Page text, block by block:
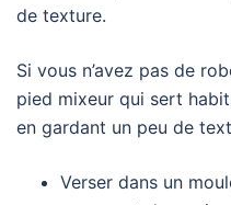
de texture.
Si vous n’avez pas de
pied mixeur qui sert
en gardant un peu de
Verser dans un